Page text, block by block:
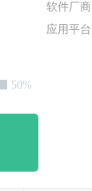
软件厂商
应用平台
50%